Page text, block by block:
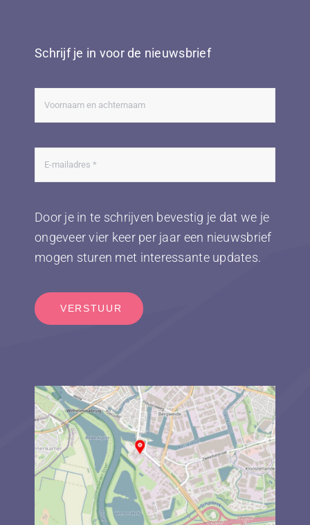
Schrijf je in voor de nieuwsbrief
Door je in te schrijven bevestig je dat we je
ongeveer vier keer per jaar een nieuwsbrief
mogen sturen met interessante updates.
VERSTUUR